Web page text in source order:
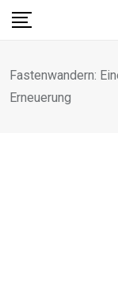
Skip
Fastenwandern:
Erneuerung